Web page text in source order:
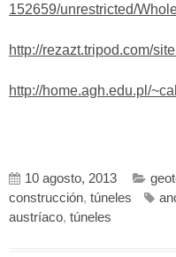
152659/unrestricted/
http://rezazt.tripod.com/
http://home.agh.edu.pl/
10 agosto, 2013
construcción, túneles
austríaco, túneles